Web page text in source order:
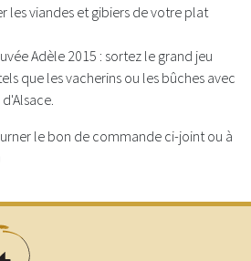
les viandes et gibiers de votre plat
Adèle 2015 : sortez le grand jeu
que les vacherins ou les bûches avec
le bon de commande ci-joint ou à